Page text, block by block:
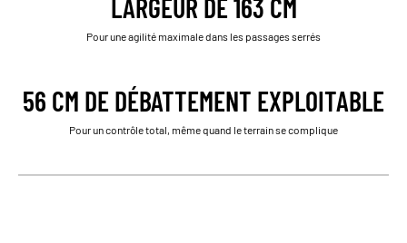
LARGEUR DE 163 CM
Pour une agilité maximale dans les passages serrés
56 CM DE DÉBATTEMENT EXPLOITABLE
Pour un contrôle total, même quand le terrain se complique